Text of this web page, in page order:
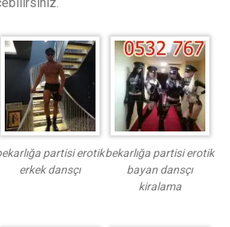
partisi erotik
erkek dansçı
bekarlığa partisi erotik
bayan dansçı
kiralama